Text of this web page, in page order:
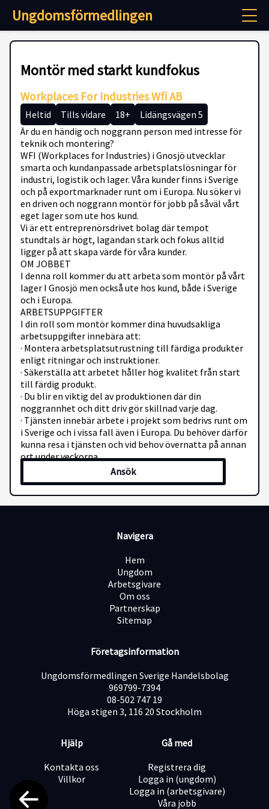
Ungdomsförmedlingen
Montör med starkt kundfokus
Workplaces For Industries Wfi AB
Heltid Tills vidare 18+
Lidängsvägen 5
Är du en händig och noggrann person med intresse för
teknik och montering?
WFI (Workplaces for Industries) i Gnosjö utvecklar
smarta och kundanpassade arbetsplatslösningar för
industri, logistik och lager. Våra kunder finns i Sverige
och på exportmarknader runt om i Europa. Nu söker vi
en driven och noggrann montör för jobb på såväl vårt
eget lager som ute hos kund.
Vi är ett entreprenörsdrivet bolag där tempot
stundtals är högt, lagandan stark och fokus alltid
ligger på att skapa värde för våra kunder.
OM JOBBET
I denna roll kommer du att arbeta som montör på vårt
lager I Gnosjö men också ute hos kund, både i Sverige
och i Europa.
ARBETSUPPGIFTER
I din roll som montör kommer dina huvudsakliga
arbetsuppgifter innebära att:
· Montera arbetsplatsutrustning till färdiga produkter
enligt ritningar och instruktioner.
· Säkerställa att arbetet håller hög kvalitet från start
till färdig produkt.
· Du blir en viktig del av produktionen där din
noggrannhet och ditt driv gör skillnad varje dag.
· Tjänsten innebär arbete i projekt som bedrivs runt om
i Sverige och i vissa fall även i Europa. Du behöver därför
kunna resa i tjänsten och vid behov övernatta på annan
ort under veckorna.
PERSONLIGA EGENSKAPER OCH KVALIFIKATIONER
Vi söker dig som trivs i en praktisk roll och som
motiveras av att se konkreta resultat av ditt arbete. Du
är lösningsorienterad, engagerad och har ett öga för
· Har god verktygsvana och ett tekniskt intresse.
· Är noggrann, ansvarstagande och kvalitetsmedveten.
· Är flexibel och öppen för olika arbetstider.
· Är en lagspelare med positiv inställning.
Tidigare erfarenhet av montering eller industriarbete
är meriterande, men vi lägger stor vikt vid din vilja att
Maila din ansökan till andreas@wfiab.se
löpande, vilket innebär att tjänsten kan komma att
tillsättas tidigare.
Besök gärna WFI för att läsa mer om verksamheten.
Ansök
Navigera
Hem
Ungdom
Arbetsgivare
Om oss
Partnerskap
Sitemap
Företagsinformation
Ungdomsförmedlingen Sverige Handelsbolag
969799-7394
08-502 747 19
Höga stigen 3, 116 20 Stockholm
Hjälp
Kontakta oss
Villkor
Gå med
Registrera dig
Logga in (ungdom)
Logga in (arbetsgivare)
Våra jobb